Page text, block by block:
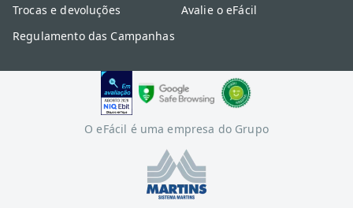
Trocas e devoluções
Regulamento das Campanhas
Avalie o eFácil
O eFácil é uma empresa do Grupo